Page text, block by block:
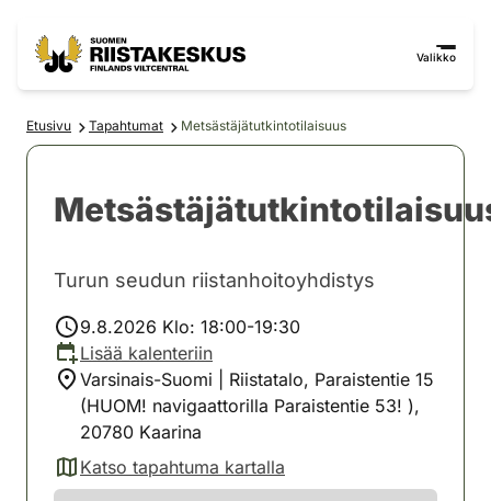
Valikko
Etusivu Tapahtumat Metsästäjätutkintotilaisuus
Turun seudun riistanhoitoyhdistys
9.8.2026 Klo: 18:00-19:30
Lisää kalenteriin
Varsinais-Suomi | Riistatalo, Paraistentie 15
(HUOM! navigaattorilla Paraistentie 53! ),
20780 Kaarina
Katso tapahtuma kartalla
(avautuu uuteen välilehteen)